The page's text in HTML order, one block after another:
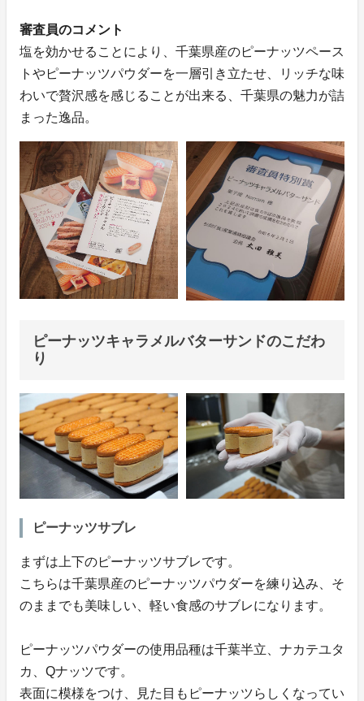
審査員のコメント
塩を効かせることにより、千葉県産のピーナッツペース
トやピーナッツパウダーを一層引き立たせ、リッチな味
わいで贅沢感を感じることが出来る、千葉県の魅力が詰
まった逸品。
ピーナッツキャラメルバターサンドのこだわ
り
ピーナッツサブレ
まずは上下のピーナッツサブレです。
こちらは千葉県産のピーナッツパウダーを練り込み、そ
のままでも美味しい、軽い食感のサブレになります。
ピーナッツパウダーの使用品種は千葉半立、ナカテユタ
カ、Qナッツです。
表面に模様をつけ、見た目もピーナッツらしくなってい